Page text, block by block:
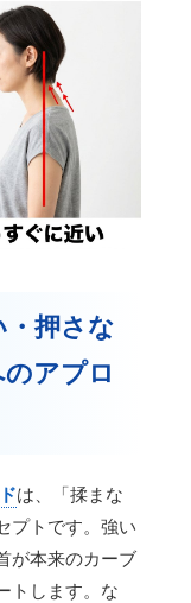
・押さな
アプロ
は、「揉まな
プトです。強い
が本来のカーブ
トします。な